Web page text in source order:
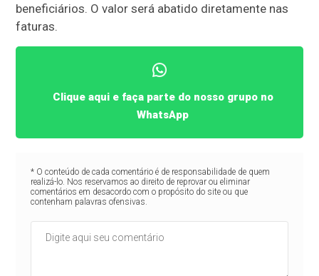
beneficiários. O valor será abatido diretamente nas
faturas.
Clique aqui e faça parte do nosso grupo no
WhatsApp
* O conteúdo de cada comentário é de responsabilidade de quem
realizá-lo. Nos reservamos ao direito de reprovar ou eliminar
comentários em desacordo com o propósito do site ou que
contenham palavras ofensivas.